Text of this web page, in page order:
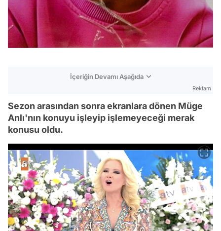
İçeriğin Devamı Aşağıda
Reklam
Sezon arasından sonra ekranlara dönen Müge
Anlı'nın konuyu işleyip işlemeyeceği merak
konusu oldu.